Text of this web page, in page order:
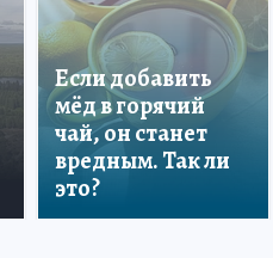
Если добавить
мёд в горячий
чай, он станет
вредным. Так ли
это?